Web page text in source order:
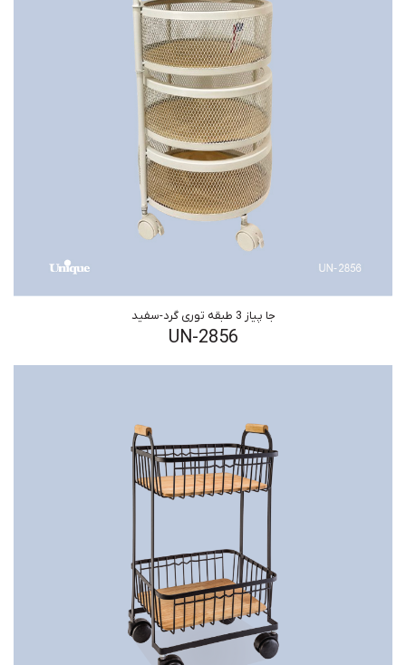
جا پیاز 3 طبقه توری گرد-سفید
UN-2856